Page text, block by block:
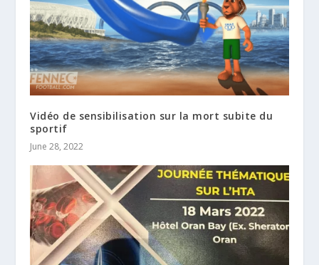
Vidéo de sensibilisation sur la mort subite du
sportif
June 28, 2022